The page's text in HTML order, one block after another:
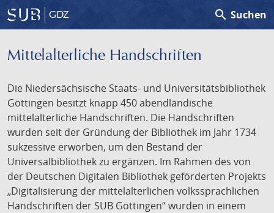
GDZ search Suchen
Mittelalterliche Handschriften
Die Niedersächsische Staats- und Universitätsbibliothek
Göttingen besitzt knapp 450 abendländische
mittelalterliche Handschriften. Die Handschriften
wurden seit der Gründung der Bibliothek im Jahr 1734
sukzessive erworben, um den Bestand der
Universalbibliothek zu ergänzen. Im Rahmen des von
der Deutschen Digitalen Bibliothek geförderten Projekts
„Digitalisierung der mittelalterlichen volkssprachlichen
Handschriften der SUB Göttingen“ wurden in einem